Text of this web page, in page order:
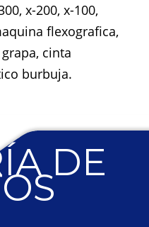
x-200, x-100,
flexografica,
cinta
burbuja.
DE